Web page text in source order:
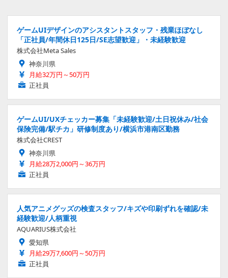
ゲームUIデザインのアシスタントスタッフ・残業ほぼなし
「正社員/年間休日125日/SE志望歓迎」・未経験歓迎
株式会社Meta Sales
神奈川県
月給32万円～50万円
正社員
ゲームUI/UXチェッカー募集「未経験歓迎/土日祝休み/社会
保険完備/駅チカ」研修制度あり/横浜市港南区勤務
株式会社CREST
神奈川県
月給28万2,000円～36万円
正社員
人気アニメグッズの検査スタッフ/キズや印刷ずれを確認/未
経験歓迎/人柄重視
AQUARIUS株式会社
愛知県
月給29万7,600円～50万円
正社員